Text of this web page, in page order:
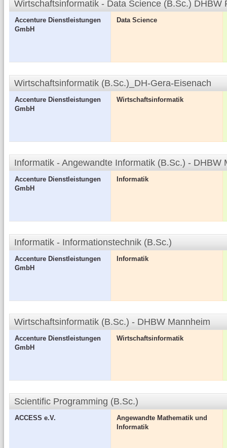
Wirtschaftsinformatik - Data Science (B.Sc.) DHBW
Accenture Dienstleistungen
GmbH
Data Science
Wirtschaftsinformatik (B.Sc.)_DH-Gera-Eisenach
Accenture Dienstleistungen
GmbH
Wirtschaftsinformatik
Informatik - Angewandte Informatik (B.Sc.) - DHBW
Accenture Dienstleistungen
GmbH
Informatik
Informatik - Informationstechnik (B.Sc.)
Accenture Dienstleistungen
GmbH
Informatik
Wirtschaftsinformatik (B.Sc.) - DHBW Mannheim
Accenture Dienstleistungen
GmbH
Wirtschaftsinformatik
Scientific Programming (B.Sc.)
ACCESS e.V.
Angewandte Mathematik und
Informatik